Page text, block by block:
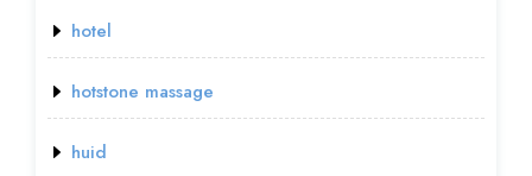
hotel
hotstone massage
huid